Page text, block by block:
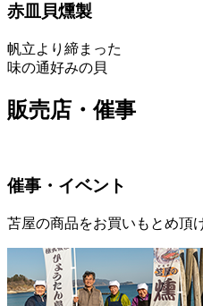
赤皿貝燻製
帆立より締まった
味の通好みの貝
販売店・催事
催事・イベント
苫屋の商品をお買いもとめ頂